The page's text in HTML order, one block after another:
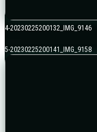
4-20230225200132_IMG_9146
5-20230225200141_IMG_9158